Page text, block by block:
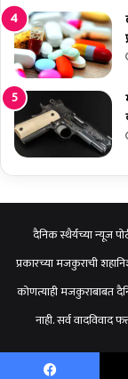
शं
भू
रा
ज
दे
सा
ई
दैनिक स्थैर्यच्या न्यूज
प्रकारच्या मजकुराची
कोणत्याही मजकुराबाबत
नाही. सर्व